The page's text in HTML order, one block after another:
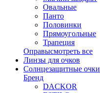
Овальные
Панто
Половинки
Прямоугольные
Трапеция
Оправысмотреть все
Линзы для очков
Солнцезащитные очки
Бренд
DACKOR